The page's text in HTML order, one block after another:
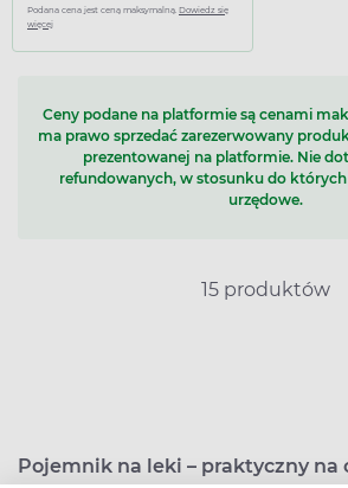
Podana cena jest ceną maksymalną. Dowiedz się
więcej
Ceny podane na platformie są cenami
ma prawo sprzedać zarezerwowany
prezentowanej na platformie. Nie
refundowanych, w stosunku do
urzędowe.
15 produktów
Pojemnik na leki – praktyczny na